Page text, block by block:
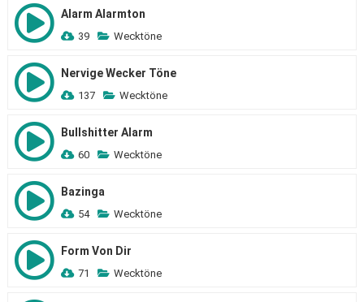
Alarm Alarmton
39 Wecktöne
Nervige Wecker Töne
137 Wecktöne
Bullshitter Alarm
60 Wecktöne
Bazinga
54 Wecktöne
Form Von Dir
71 Wecktöne